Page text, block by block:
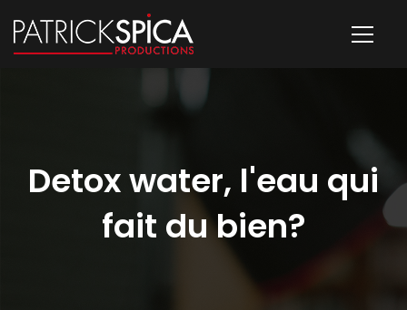
Detox water, l'eau qui
fait du bien?